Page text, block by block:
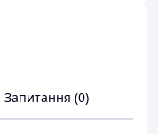
строчка.
Запитання (0)